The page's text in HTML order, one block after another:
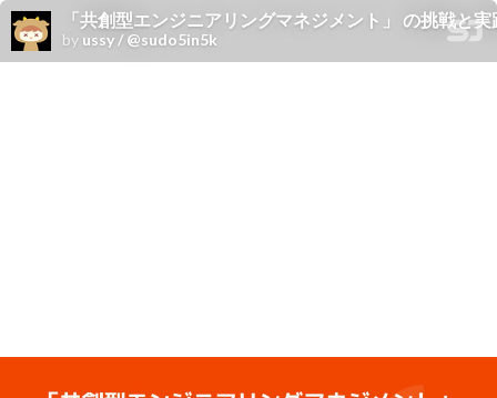
「共創型エンジニアリングマネジメント」 の挑戦と実
by ussy / @sudo5in5k